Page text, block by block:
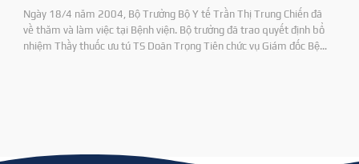
Ngày 18/4 năm 2004, Bộ Trưởng Bộ Y tế Trần Thị Trung Chiến đã
về thăm và làm việc tại Bệnh viện. Bộ trưởng đã trao quyết định bổ
nhiệm Thầy thuốc ưu tú TS Doãn Trọng Tiên chức vụ Giám đốc Bệnh